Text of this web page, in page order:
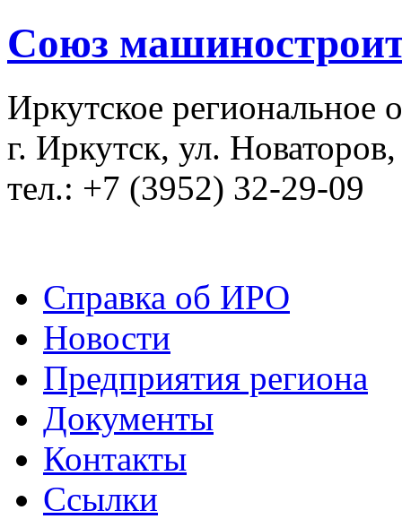
Союз
Иркутское региональное
г. Иркутск, ул.
тел.: +7 (3952) 32-29-09
Справка об ИРО
Новости
Предприятия региона
Документы
Контакты
Ссылки